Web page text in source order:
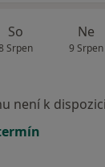
So
Srpen
Ne
9 Srpen
není k dispozici